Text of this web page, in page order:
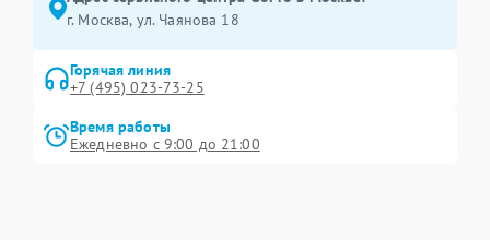
г. Москва, ул. Чаянова 18
Горячая линия
+7 (495) 023-73-25
Время работы
Ежедневно с 9:00 до 21:00